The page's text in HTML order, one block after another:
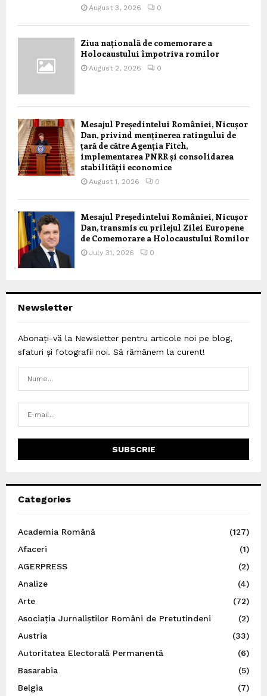
August 3, 2026 0
Ziua națională de comemorare a
Holocaustului împotriva romilor
August 2, 2026 0
Mesajul Președintelui României, Nicușor
Dan, privind menținerea ratingului de
țară de către Agenția Fitch,
implementarea PNRR și consolidarea
stabilității economice
August 1, 2026 0
Mesajul Președintelui României, Nicușor
Dan, transmis cu prilejul Zilei Europene
de Comemorare a Holocaustului Romilor
July 31, 2026 0
Newsletter
Abonați-vă la Newsletter pentru articole noi pe blog,
sfaturi și fotografii noi. Să rămânem la curent!
Categories
Academia Română
(127)
Afaceri
(1)
AGERPRESS
(2)
Analize
(4)
Arte
(72)
Asociația Jurnaliștilor Români de Pretutindeni
(2)
Austria
(33)
Autoritatea Electorală Permanentă
(6)
Basarabia
(5)
Belgia
(7)